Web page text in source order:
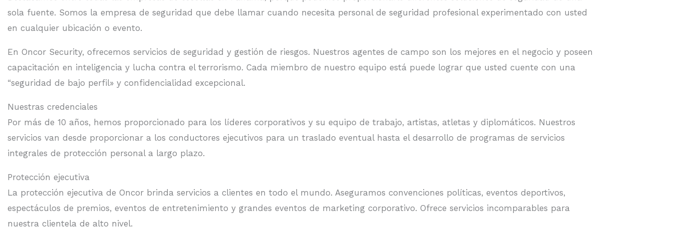
sola fuente. Somos la empresa de seguridad que debe llamar cuando necesita personal de seguridad profesional experimentado con usted
en cualquier ubicación o evento.
En Oncor Security, ofrecemos servicios de seguridad y gestión de riesgos. Nuestros agentes de campo son los mejores en el negocio y poseen
capacitación en inteligencia y lucha contra el terrorismo. Cada miembro de nuestro equipo está puede lograr que usted cuente con una
“seguridad de bajo perfil» y confidencialidad excepcional.
Nuestras credenciales
Por más de 10 años, hemos proporcionado para los líderes corporativos y su equipo de trabajo, artistas, atletas y diplomáticos. Nuestros
servicios van desde proporcionar a los conductores ejecutivos para un traslado eventual hasta el desarrollo de programas de servicios
integrales de protección personal a largo plazo.
Protección ejecutiva
La protección ejecutiva de Oncor brinda servicios a clientes en todo el mundo. Aseguramos convenciones políticas, eventos deportivos,
espectáculos de premios, eventos de entretenimiento y grandes eventos de marketing corporativo. Ofrece servicios incomparables para
nuestra clientela de alto nivel.